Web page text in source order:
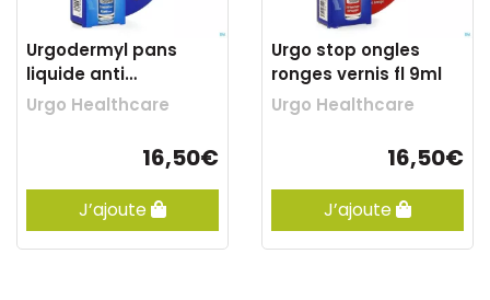
Urgodermyl pans
liquide anti
crevasses 3,25ml
2339
Urgo Healthcare
16,50€
J’ajoute
Urgo stop ongles
ronges vernis fl 9ml
Urgo Healthcare
16,50€
J’ajoute